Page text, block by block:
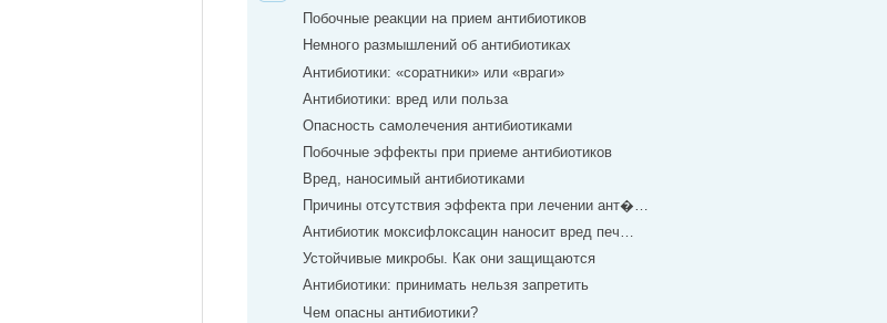
Побочные реакции на прием антибиотиков
Немного размышлений об антибиотиках
Антибиотики: «соратники» или «враги»
Антибиотики: вред или польза
Опасность самолечения антибиотиками
Побочные эффекты при приеме антибиотиков
Вред, наносимый антибиотиками
Причины отсутствия эффекта при лечении ант�…
Антибиотик моксифлоксацин наносит вред печ…
Устойчивые микробы. Как они защищаются
Антибиотики: принимать нельзя запретить
Чем опасны антибиотики?